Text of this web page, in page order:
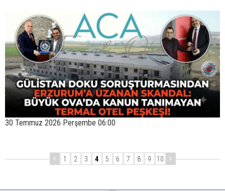
30 Temmuz 2026 Perşembe 06:00
1 2 3 4 5 6 7 8 9 10